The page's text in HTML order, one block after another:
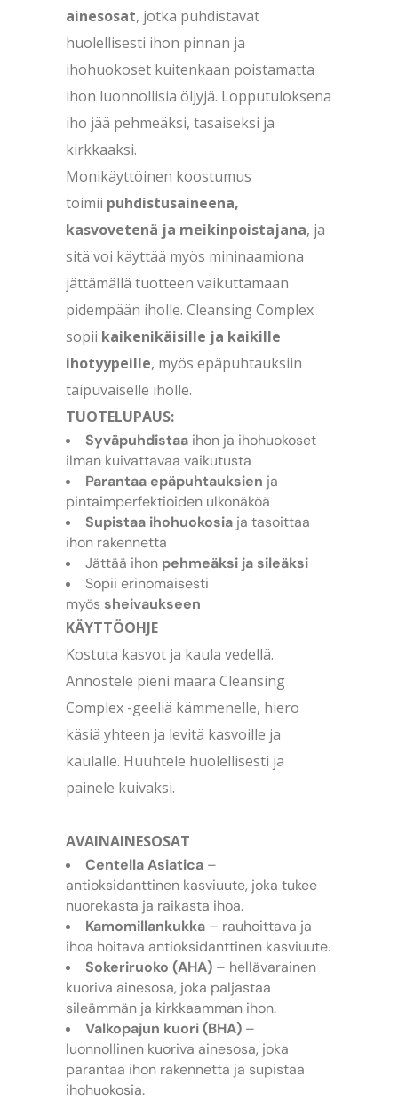
ainesosat, jotka puhdistavat
huolellisesti ihon pinnan ja
ihohuokoset kuitenkaan poistamatta
ihon luonnollisia öljyjä. Lopputuloksena
iho jää pehmeäksi, tasaiseksi ja
kirkkaaksi.
Monikäyttöinen koostumus
toimii puhdistusaineena,
kasvovetenä ja meikinpoistajana, ja
sitä voi käyttää myös mininaamiona
jättämällä tuotteen vaikuttamaan
pidempään iholle. Cleansing Complex
sopii kaikenikäisille ja kaikille
ihotyypeille, myös epäpuhtauksiin
taipuvaiselle iholle.
TUOTELUPAUS:
Syväpuhdistaa ihon ja ihohuokoset
ilman kuivattavaa vaikutusta
Parantaa epäpuhtauksien ja
pintaimperfektioiden ulkonäköä
Supistaa ihohuokosia ja tasoittaa
ihon rakennetta
Jättää ihon pehmeäksi ja sileäksi
Sopii erinomaisesti
myös sheivaukseen
KÄYTTÖOHJE
Kostuta kasvot ja kaula vedellä.
Annostele pieni määrä Cleansing
Complex -geeliä kämmenelle, hiero
käsiä yhteen ja levitä kasvoille ja
kaulalle. Huuhtele huolellisesti ja
painele kuivaksi.
AVAINAINESOSAT
Centella Asiatica –
antioksidanttinen kasviuute, joka tukee
nuorekasta ja raikasta ihoa.
Kamomillankukka – rauhoittava ja
ihoa hoitava antioksidanttinen kasviuute.
Sokeriruoko (AHA) – hellävarainen
kuoriva ainesosa, joka paljastaa
sileämmän ja kirkkaamman ihon.
Valkopajun kuori (BHA) –
luonnollinen kuoriva ainesosa, joka
parantaa ihon rakennetta ja supistaa
ihohuokosia.